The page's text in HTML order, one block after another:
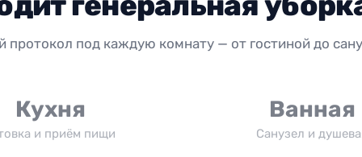
от
1200
протокол под каждую комнату — от гостиной до
Кухня
и приём пищи
Ванная
Санузел и